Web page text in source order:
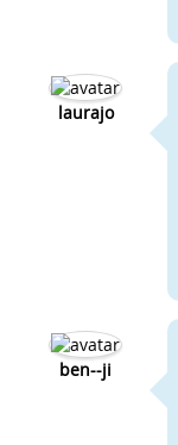
laurajo
ben--ji